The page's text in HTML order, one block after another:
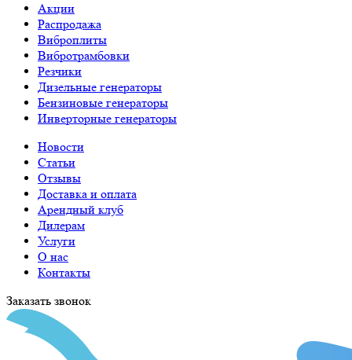
Акции
Распродажа
Виброплиты
Вибротрамбовки
Резчики
Дизельные генераторы
Бензиновые генераторы
Инверторные генераторы
Новости
Статьи
Отзывы
Доставка и оплата
Арендный клуб
Дилерам
Услуги
О нас
Контакты
Заказать звонок